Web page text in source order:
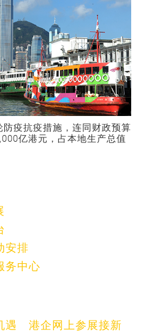
疫抗疫措施，连同财政预算
亿港元，占本地生产总值
安排
务中心
遇 港企网上参展接新